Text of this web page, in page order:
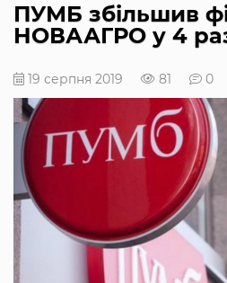
ПУМБ збільшив
НОВААГРО у 4
19 серпня 2019 81 0